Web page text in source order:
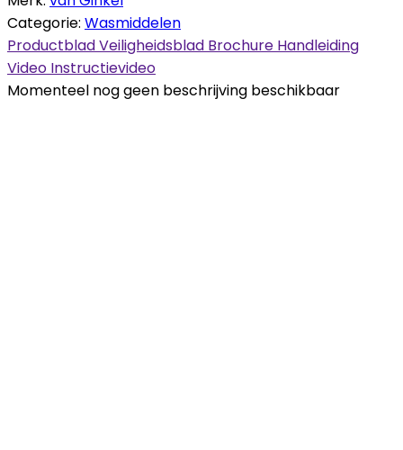
Categorie: Wasmiddelen
ProductbladVeiligheidsblad Brochure Handleiding
Video Instructievideo
Momenteel nog geen beschrijving beschikbaar